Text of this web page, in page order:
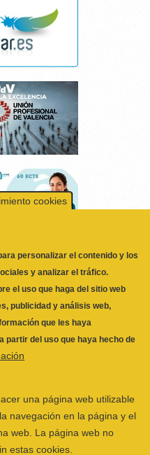
OFICIAL DE
LA COMUNIDAD
61,2º-2ª. CÓDIGO
ESPAÑA
|AVISO LEGAL |
|CANAL DEL
cookies
personalizar el contenido y los
el uso que haga del sitio web
publicidad y análisis web,
que les haya
del uso que haya hecho de
navegación en la página y el
web. La página web no
estas cookies.